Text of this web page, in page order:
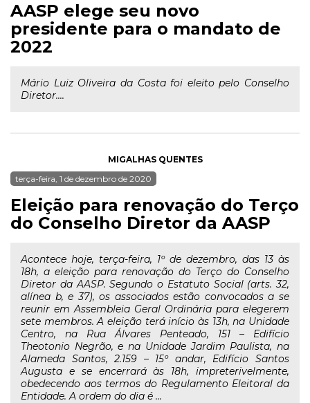
AASP elege seu novo
presidente para o mandato de
2022
Mário Luiz Oliveira da Costa foi eleito pelo Conselho
Diretor....
MIGALHAS QUENTES
terça-feira, 1 de dezembro de 2020
Eleição para renovação do Terço
do Conselho Diretor da AASP
Acontece hoje, terça-feira, 1º de dezembro, das 13 às
18h, a eleição para renovação do Terço do Conselho
Diretor da AASP. Segundo o Estatuto Social (arts. 32,
alínea b, e 37), os associados estão convocados a se
reunir em Assembleia Geral Ordinária para elegerem
sete membros. A eleição terá início às 13h, na Unidade
Centro, na Rua Álvares Penteado, 151 – Edifício
Theotonio Negrão, e na Unidade Jardim Paulista, na
Alameda Santos, 2.159 – 15º andar, Edifício Santos
Augusta e se encerrará às 18h, impreterivelmente,
obedecendo aos termos do Regulamento Eleitoral da
Entidade. A ordem do dia é ...